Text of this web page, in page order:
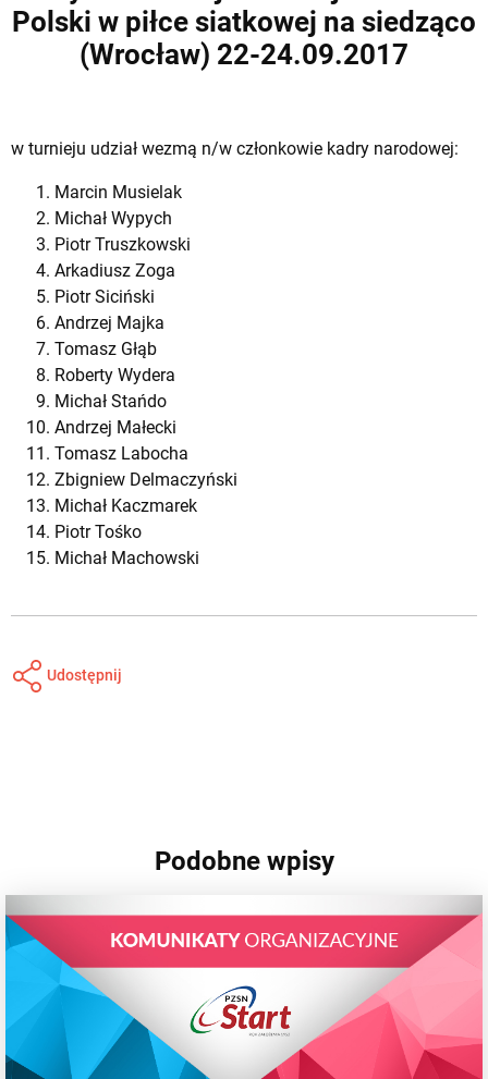
Polski w piłce siatkowej na siedząco
(Wrocław) 22-24.09.2017
w turnieju udział wezmą n/w członkowie kadry narodowej:
Marcin Musielak
Michał Wypych
Piotr Truszkowski
Arkadiusz Zoga
Piotr Siciński
Andrzej Majka
Tomasz Głąb
Roberty Wydera
Michał Stańdo
Andrzej Małecki
Tomasz Labocha
Zbigniew Delmaczyński
Michał Kaczmarek
Piotr Tośko
Michał Machowski
Udostępnij
Podobne wpisy